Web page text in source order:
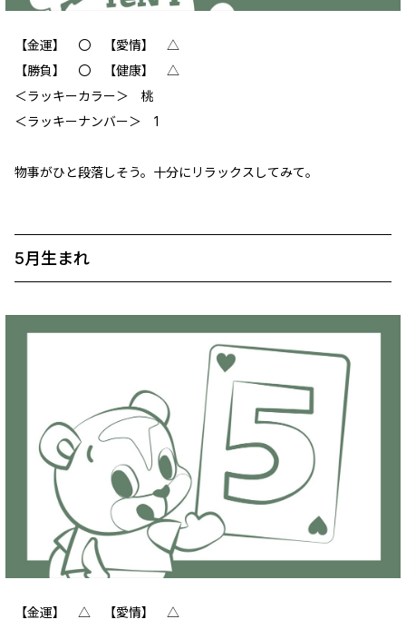
【金運】 ‪‪〇 【愛情】 △
【勝負】 〇 【健康】 △
＜ラッキーカラー＞ 桃
＜ラッキーナンバー＞ 1
物事がひと段落しそう。十分にリラックスしてみて。
5月生まれ
【金運】 ‪‪△ 【愛情】 △